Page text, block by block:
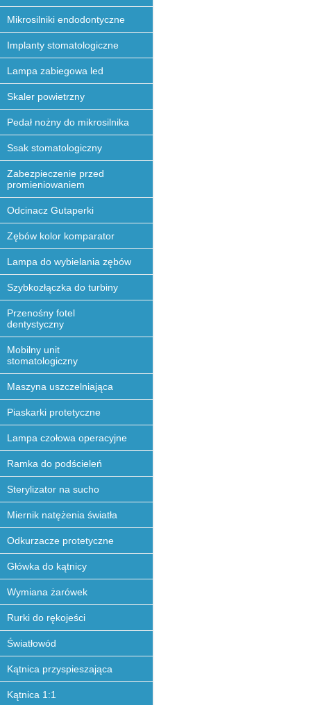
Mikrosilniki endodontyczne
Implanty stomatologiczne
Lampa zabiegowa led
Skaler powietrzny
Pedał nożny do mikrosilnika
Ssak stomatologiczny
Zabezpieczenie przed
promieniowaniem
Odcinacz Gutaperki
Zębów kolor komparator
Lampa do wybielania zębów
Szybkozłączka do turbiny
Przenośny fotel
dentystyczny
Mobilny unit
stomatologiczny
Maszyna uszczelniająca
Piaskarki protetyczne
Lampa czołowa operacyjne
Ramka do podścieleń
Sterylizator na sucho
Miernik natężenia światła
Odkurzacze protetyczne
Główka do kątnicy
Wymiana żarówek
Rurki do rękojeści
Światłowód
Kątnica przyspieszająca
Kątnica 1:1